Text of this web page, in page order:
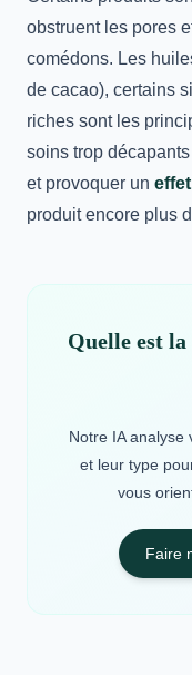
obstruent les pores
comédons. Les
de cacao), certains
riches sont les
soins trop
et provoquer un
produit encore plus
Quelle est la
Notre IA analyse
et leur type
vous
Faire